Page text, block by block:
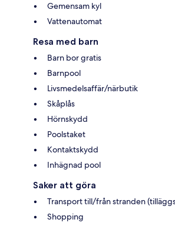
Gemensam kyl
Vattenautomat
Resa med barn
Barn bor gratis
Barnpool
Livsmedelsaffär/närbutik
Skåplås
Hörnskydd
Poolstaket
Kontaktskydd
Inhägnad pool
Saker att göra
Transport till/från stranden
Shopping